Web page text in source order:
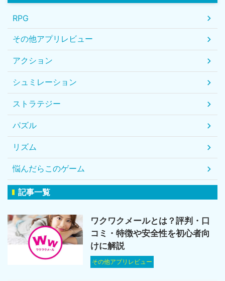
RPG
その他アプリレビュー
アクション
シュミレーション
ストラテジー
パズル
リズム
悩んだらこのゲーム
記事一覧
ワクワクメールとは？評判・口
コミ・特徴や安全性を初心者向
けに解説
その他アプリレビュー